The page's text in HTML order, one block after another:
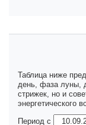
Таблица ниже
день, фаза луны,
стрижек, но и
энергетического
Период с